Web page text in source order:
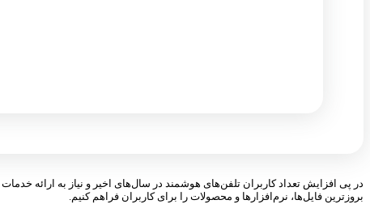
در پی افزایش تعداد کاربران تلفن‌های هوشمند در سال‌های اخیر و نیاز به ارائه
بروزترین فایل‌ها، نرم‌افزارها و محصولات را برای کاربران فراهم کنیم.